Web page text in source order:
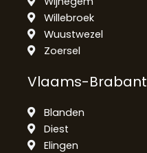
Willebroek
Wuustwezel
Zoersel
Vlaams-Brabant
Blanden
Diest
Elingen